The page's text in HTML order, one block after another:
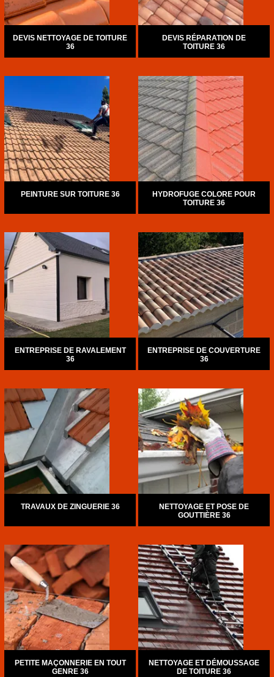
DEVIS NETTOYAGE DE TOITURE
36
DEVIS RÉPARATION DE
TOITURE 36
PEINTURE SUR TOITURE 36
HYDROFUGE COLORE POUR
TOITURE 36
ENTREPRISE DE RAVALEMENT
36
ENTREPRISE DE COUVERTURE
36
TRAVAUX DE ZINGUERIE 36
NETTOYAGE ET POSE DE
GOUTTIÈRE 36
PETITE MAÇONNERIE EN TOUT
GENRE 36
NETTOYAGE ET DÉMOUSSAGE
DE TOITURE 36